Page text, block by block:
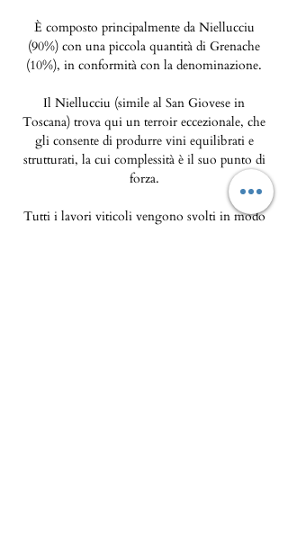
È composto principalmente da Niellucciu
(90%) con una piccola quantità di Grenache
(10%), in conformità con la denominazione.
Il Niellucciu (simile al San Giovese in
Toscana) trova qui un terroir eccezionale, che
gli consente di produrre vini equilibrati e
strutturati, la cui complessità è il suo punto di
forza.
Tutti i lavori viticoli vengono svolti in modo